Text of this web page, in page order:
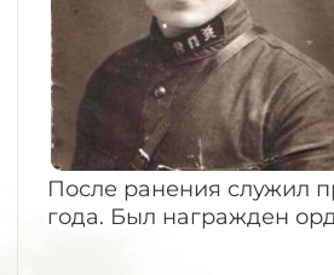
После ранения служил
года. Был награжден